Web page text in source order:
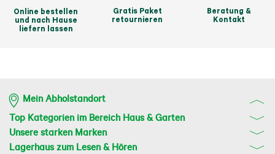
Online bestellen
und nach Hause
liefern lassen
Gratis Paket
retournieren
Beratung &
Kontakt
Mein Abholstandort
Top Kategorien im Bereich Haus & Garten
Unsere starken Marken
Lagerhaus zum Lesen & Hören